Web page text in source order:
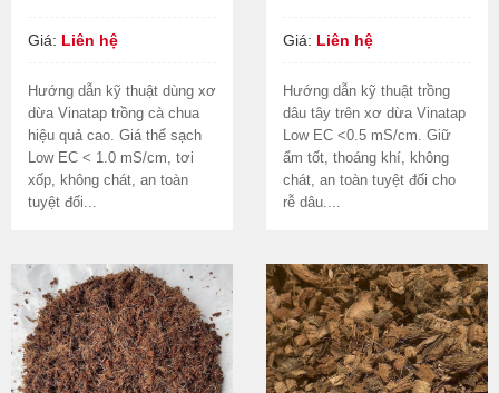
Giá: Liên hệ
Hướng dẫn kỹ thuật dùng xơ
dừa Vinatap trồng cà chua
hiệu quả cao. Giá thể sạch
Low EC < 1.0 mS/cm, tơi
xốp, không chát, an toàn
tuyệt đối...
Giá: Liên hệ
Hướng dẫn kỹ thuật trồng
dâu tây trên xơ dừa Vinatap
Low EC <0.5 mS/cm. Giữ
ẩm tốt, thoáng khí, không
chát, an toàn tuyệt đối cho
rễ dâu....